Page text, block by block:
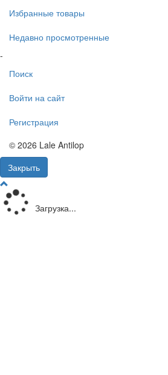
Избранные товары
Недавно просмотренные
-
Поиск
Войти на сайт
Регистрация
© 2026 Lale Antilop
Закрыть
Загрузка...